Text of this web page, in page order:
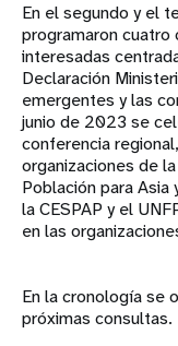
En el segundo y el
programaron
interesadas
Declaración
emergentes y las
junio de 2023 se
conferencia
organizaciones de
Población para
la CESPAP y el
en las
En la cronología se
próximas consultas.